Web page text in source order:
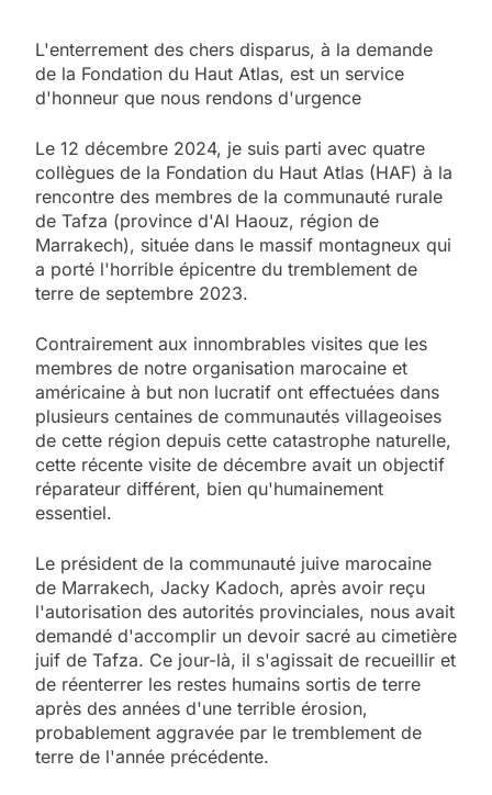
L'enterrement des chers disparus, à la demande
de la Fondation du Haut Atlas, est un service
d'honneur que nous rendons d'urgence
Le 12 décembre 2024, je suis parti avec quatre
collègues de la Fondation du Haut Atlas (HAF) à la
rencontre des membres de la communauté rurale
de Tafza (province d'Al Haouz, région de
Marrakech), située dans le massif montagneux qui
a porté l'horrible épicentre du tremblement de
terre de septembre 2023.
Contrairement aux innombrables visites que les
membres de notre organisation marocaine et
américaine à but non lucratif ont effectuées dans
plusieurs centaines de communautés villageoises
de cette région depuis cette catastrophe naturelle,
cette récente visite de décembre avait un objectif
réparateur différent, bien qu'humainement
essentiel.
Le président de la communauté juive marocaine
de Marrakech, Jacky Kadoch, après avoir reçu
l'autorisation des autorités provinciales, nous avait
demandé d'accomplir un devoir sacré au cimetière
juif de Tafza. Ce jour-là, il s'agissait de recueillir et
de réenterrer les restes humains sortis de terre
après des années d'une terrible érosion,
probablement aggravée par le tremblement de
terre de l'année précédente.